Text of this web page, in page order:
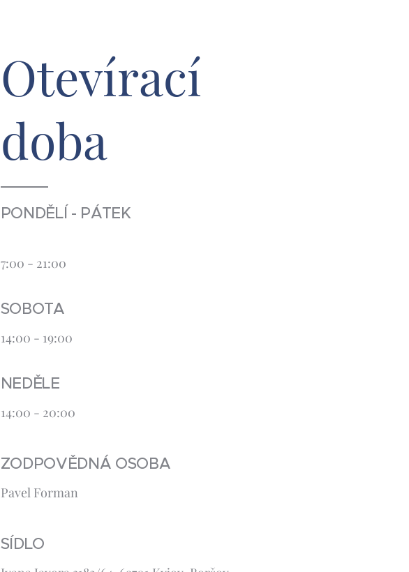
Otevírací
doba
PONDĚLÍ - PÁTEK
7:00 - 21:00
SOBOTA
14:00 - 19:00
NEDĚLE
14:00 - 20:00
ZODPOVĚDNÁ OSOBA
Pavel Forman
SÍDLO